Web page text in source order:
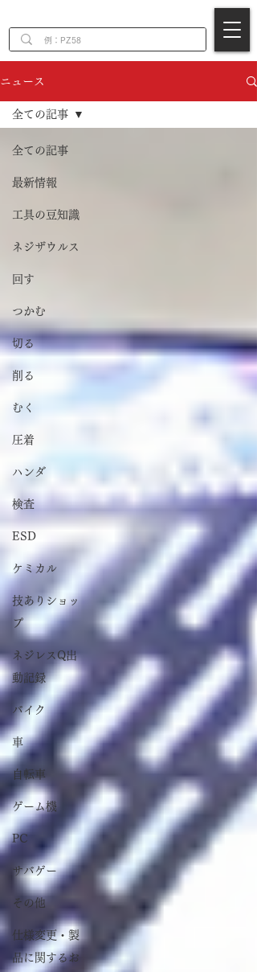
ニュース
全ての記事
最新情報
工具の豆知識
ネジザウルス
回す
つかむ
切る
削る
むく
圧着
ハンダ
検査
ESD
ケミカル
技ありショッ
プ
ネジレスQ出
動記録
バイク
車
自転車
ゲーム機
PC
サバゲー
その他
仕様変更・製
品に関するお
全ての記事